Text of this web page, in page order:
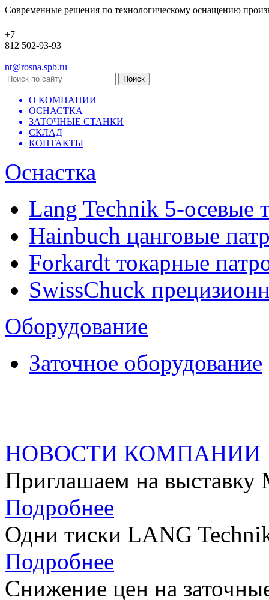
Современные решения по технологическому оснащению
+7
812 502-93-93
nt@rosna.spb.ru
О КОМПАНИИ
ОСНАСТКА
ЗАТОЧНЫЕ СТАНКИ
СКЛАД
КОНТАКТЫ
Оснастка
Lang Technik 5-осевые
Hainbuch цанговые
Forkardt токарные
SwissChuck
Оборудование
Заточное оборудование
НОВОСТИ КОМПАНИИ
Приглашаем на
Подробнее
Одни тиски LANG
Подробнее
Снижение цен на